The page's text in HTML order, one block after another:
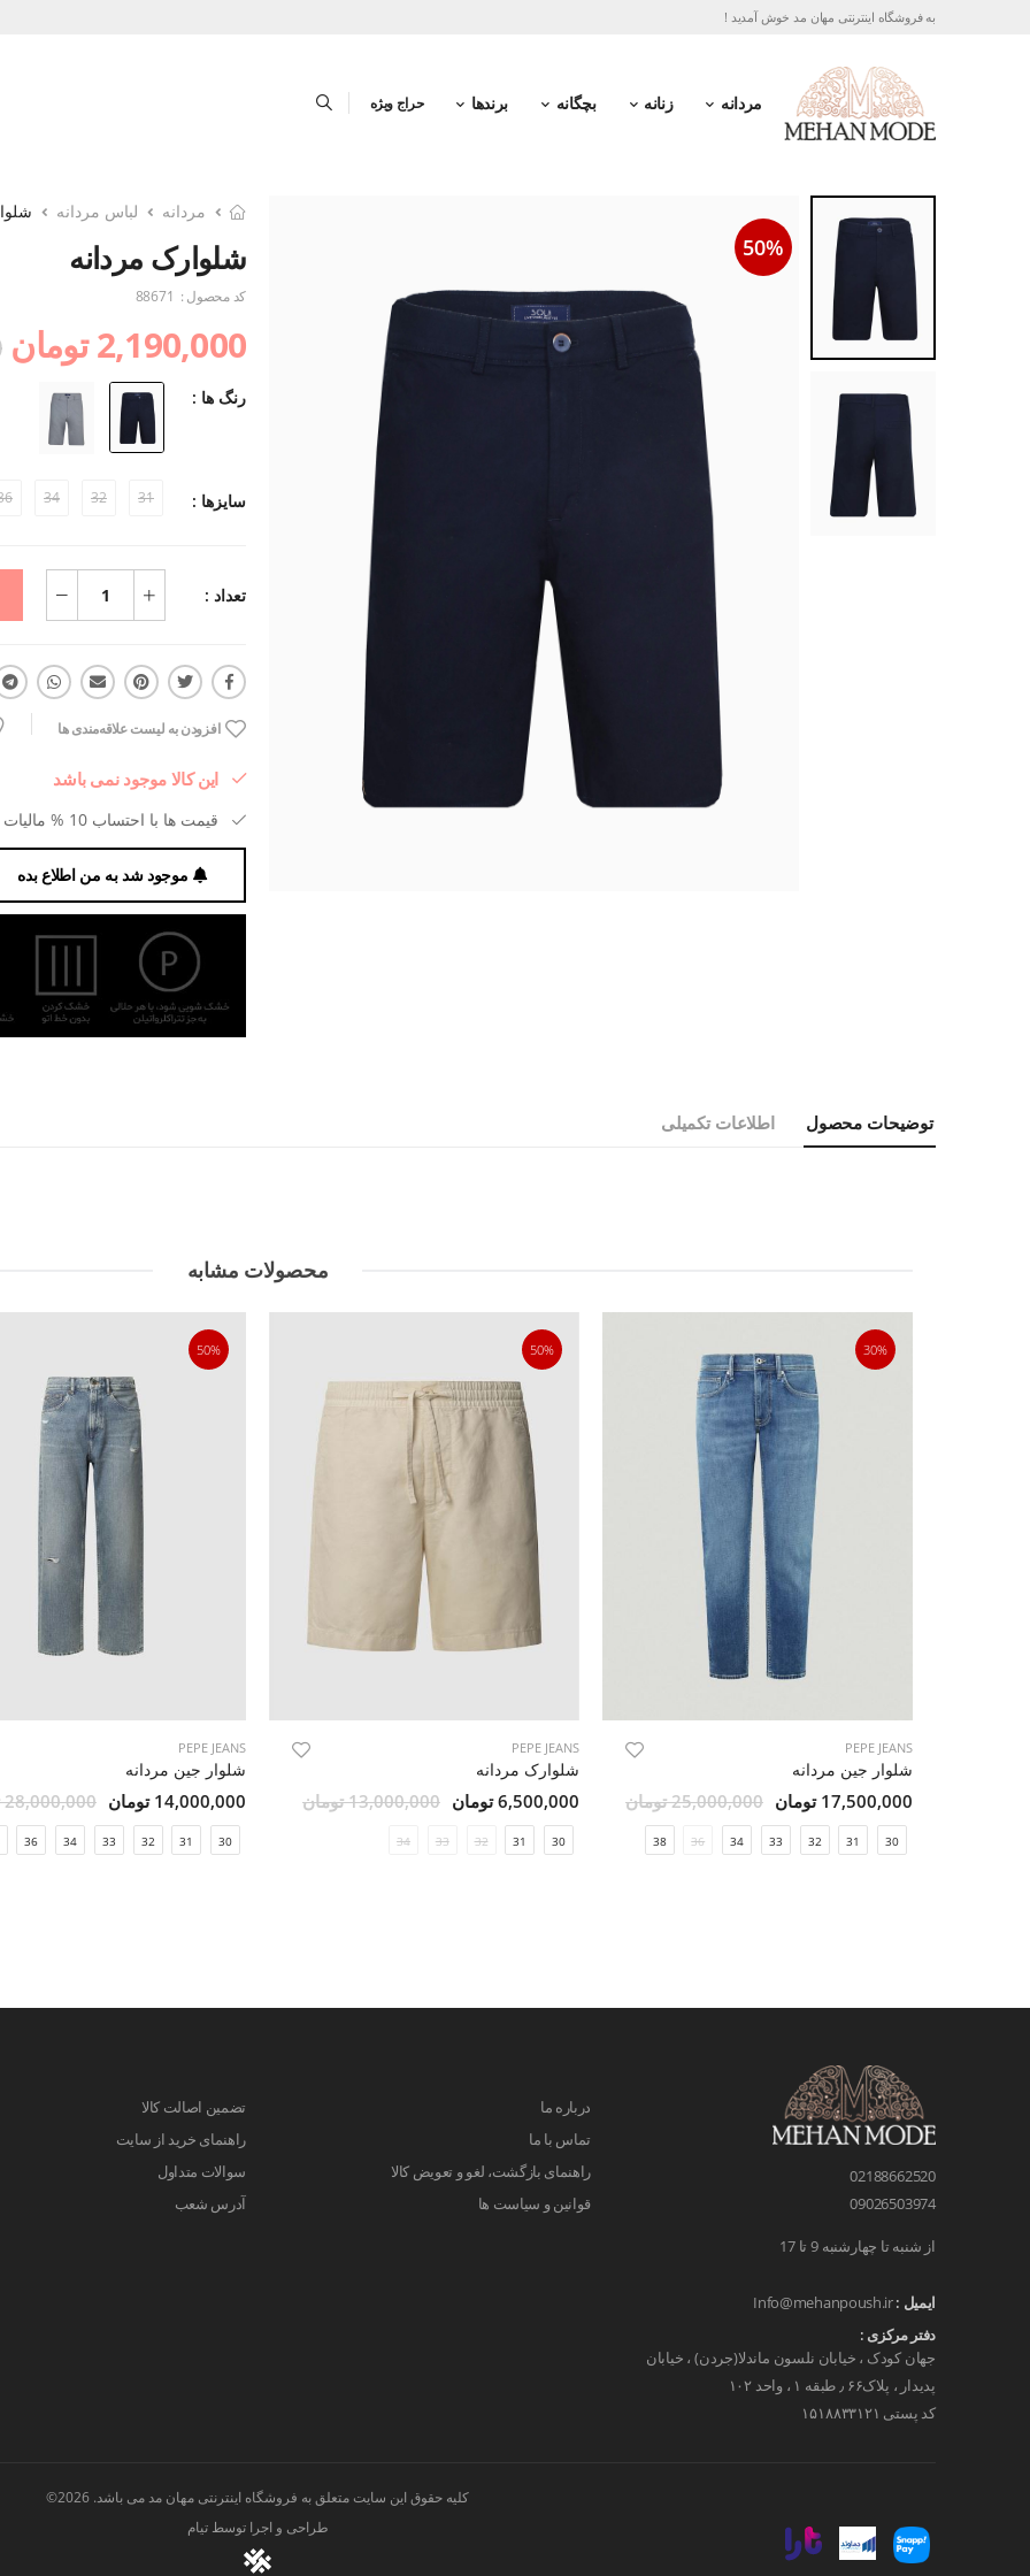
به فروشگاه اینترنتی مهان مد خوش آمدید !
مردانه زنانه بچگانه برندها حراج ویژه
50%
مردانه لباس مردانه
شلوارک مردانه
کد محصول : 88671
2,190,000 تومان
رنگ ها :
سایزها : 31
32
34
تعداد :
افزودن به لیست علاقه‌مندی ها
این کالا موجود نمی باشد
قیمت ها با احتساب 10 % مالیات بر ارزش افزوده می باشد.
موجود شد به من اطلاع بده
توضیحات محصول اطلاعات تکمیلی
محصولات مشابه
30%
PEPE JEANS
شلوار جین مردانه
17,500,000 تومان 25,000,000 تومان
30
31
32
33
34
36
38
50%
PEPE JEANS
شلوارک مردانه
6,500,000 تومان 13,000,000 تومان
30
31
32
33
34
50%
PEPE JEANS
شلوار جین مردانه
14,000,000 تومان 28,000,000 تومان
30
31
32
33
34
36
02188662520
09026503974
از شنبه تا چهارشنبه 9 تا 17
ایمیل :Info@mehanpoush.ir
دفتر مرکزی :
جهان کودک ، خیابان نلسون ماندلا(جردن) ، خیابان
پدیدار ، پلاک۶۶ ٫ طبقه ۱ ، واحد ۱۰۲
کد پستی ۱۵۱۸۸۳۳۱۲۱
درباره ما
تماس با ما
راهنمای بازگشت، لغو و تعویض کالا
قوانین و سیاست ها
تضمین اصالت کالا
راهنمای خرید از سایت
سوالات متداول
آدرس شعب
کلیه حقوق این سایت متعلق به فروشگاه اینترنتی مهان مد می باشد. 2026©
طراحی و اجرا توسطتیام